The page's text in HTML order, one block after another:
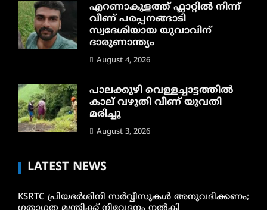
എറണാകുളത്ത് ഫ്ലാറ്റിൽ നിന്ന്
വീണ് പരപ്പനങ്ങാടി
സ്വദേശിയായ യുവാവിന്
ദാരുണാന്ത്യം
August 4, 2026
പാലക്കുഴി വെള്ളച്ചാട്ടത്തില്‍
കാല് വഴുതി വീണ് യുവതി
മരിച്ചു
August 3, 2026
LATEST NEWS
KSRTC പ്രിയദർശിനി സർവ്വീസുകൾ അനുവദിക്കണം;